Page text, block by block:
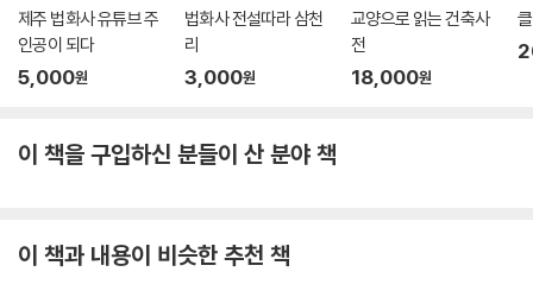
제주 법화사 유튜브 주
인공이 되다
5,000원
법화사 전설따라 삼천
리
3,000원
교양으로 읽는 건축사
전
18,000원
이 책을 구입하신 분들이 산 분야 책
이 책과 내용이 비슷한 추천 책